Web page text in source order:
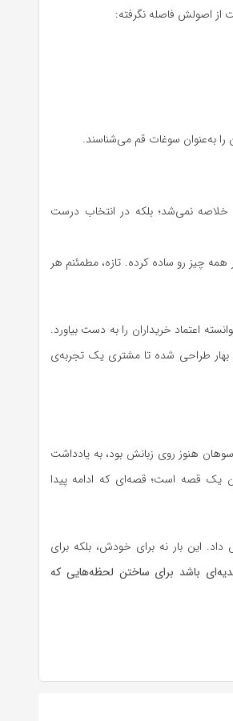
اصولش فاصله نگرفته:
به‌عنوان سوغات قم می‌شناسند.
خلاصه نمی‌شد؛ بلکه در انتخاب درست
چیز رو ساده کرده. تازه، مطمئنم هر
اعتماد خریداران را به دست بیاورد.
بهار طراحی شده تا مشتری یک تجربه‌ی
هنوز روی زبانش بود، به یادداشت
یک قصه است؛ قصه‌ای که ادامه پیدا
این بار نه برای خودش، بلکه برای
باشد برای ساختن لحظه‌هایی که